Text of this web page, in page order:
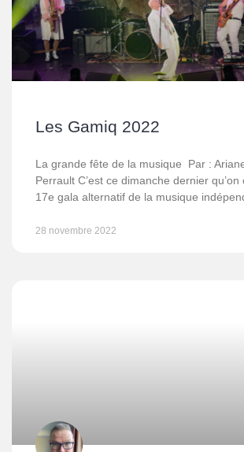
Les Gamiq 2022
La grande fête de la musique Par :
Perrault C’est ce dimanche dernier qu’on
17e gala alternatif de la musique
28 novembre 2022